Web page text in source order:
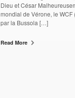
Dieu et César
mondial de Vérone, le
par la Bussola […]
Read More